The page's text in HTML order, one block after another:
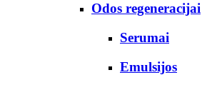
Odos regeneracijai
Serumai
Emulsijos